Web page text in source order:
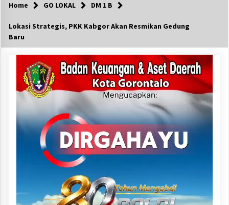
Home GO LOKAL DM 1 B
Lokasi Strategis, PKK Kabgor Akan Resmikan Gedung
Baru